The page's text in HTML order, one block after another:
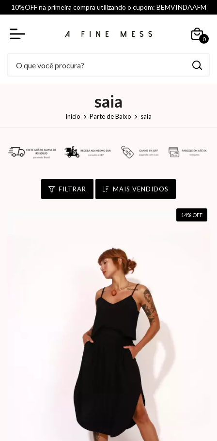
10%OFF na primeira compra utilizando o cupom: BEMVINDAAFM
0
saia
Início Parte de Baixo saia
FILTRAR MAIS VENDIDOS
14% OFF